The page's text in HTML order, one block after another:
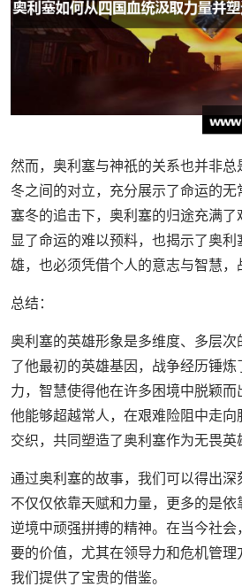
然而，奥利塞与神祇的关系也并非
冬之间的对立，充分展示了命运的
塞冬的追击下，奥利塞的归途充满
显了命运的难以预料，也揭示了奥
雄，也必须凭借个人的意志与智慧，
总结：
奥利塞的英雄形象是多维度、多层
了他最初的英雄基因，战争经历锤
力，智慧使得他在许多困境中脱颖
他能够超越常人，在艰难险阻中走向
交织，共同塑造了奥利塞作为无畏英
通过奥利塞的故事，我们可以得出深
不仅仅依靠天赋和力量，更多的是
逆境中顽强拼搏的精神。在当今社会
要的价值，尤其在领导力和危机管理
我们提供了宝贵的借鉴。